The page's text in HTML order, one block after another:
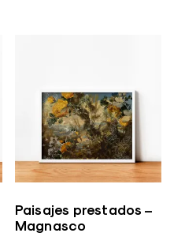
Paisajes prestados –
Magnasco